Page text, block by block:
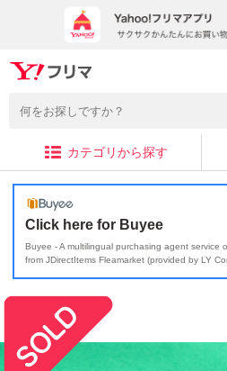
カテゴリから探す
Click here for Buyee
Buyee - A multilingual purchasing agent service
from JDirectItems Fleamarket (provided by LY